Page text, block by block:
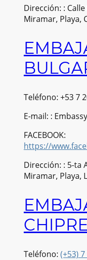
Dirección: :
Miramar, Playa,
Teléfono: +53 7
E-mail: :
FACEBOOK:
https://
Dirección: : 5-ta
Miramar, Playa,
Teléfono: (+53)